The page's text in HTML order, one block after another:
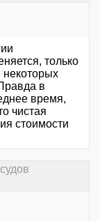
только
некоторых
в
время,
чистая
стоимости